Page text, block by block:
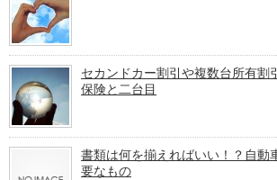
セカンドカー割引や複数台所有割
保険と二台目
書類は何を揃えればいい！？自動
要なもの